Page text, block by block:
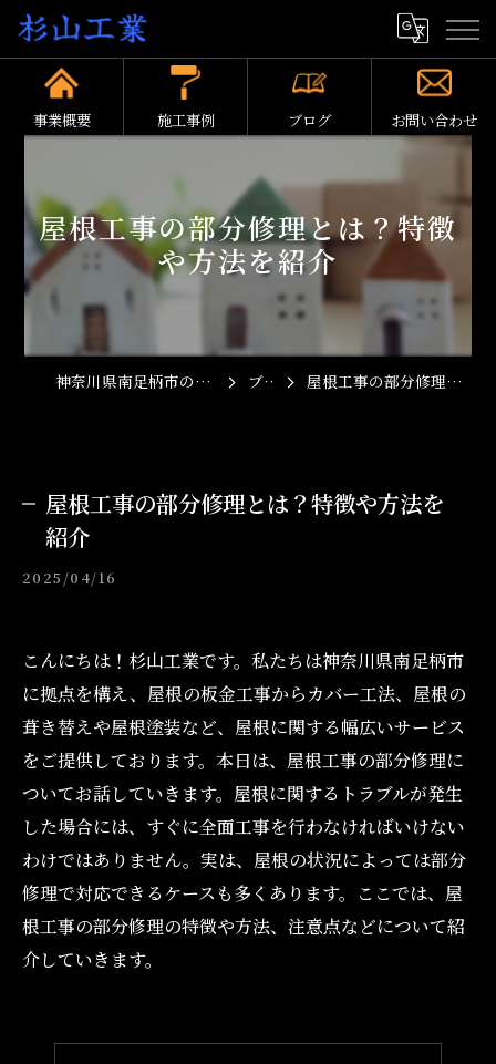
事業概要 施工事例 ブログ お問い合わせ
屋根工事の部分修理とは？特徴
や方法を紹介
神奈川県南足柄市の屋根工事なら杉山工業 ブログ 屋根工事の部分修理とは？特徴や方法を紹介
屋根工事の部分修理とは？特徴や方法を
紹介
2025/04/16
こんにちは！杉山工業です。私たちは神奈川県南足柄市
に拠点を構え、屋根の板金工事からカバー工法、屋根の
葺き替えや屋根塗装など、屋根に関する幅広いサービス
をご提供しております。本日は、屋根工事の部分修理に
ついてお話していきます。屋根に関するトラブルが発生
した場合には、すぐに全面工事を行わなければいけない
わけではありません。実は、屋根の状況によっては部分
修理で対応できるケースも多くあります。ここでは、屋
根工事の部分修理の特徴や方法、注意点などについて紹
介していきます。